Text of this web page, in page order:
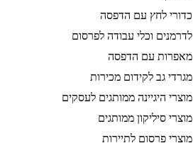
כדורי לחץ עם הדפסה
לדרמנים וכלי עבודה לפרסום
מאפרות עם הדפסה
מגרדי גב לקידום מכירות
מוצרי היגיינה ממותגים לעסקים
מוצרי סיליקון ממותגים
מוצרי פרסום לתיירות